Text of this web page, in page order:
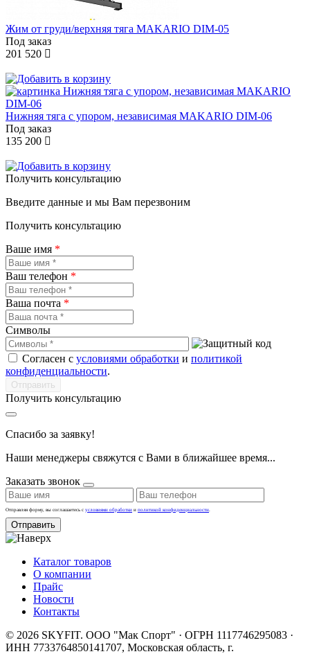
Жим от груди/верхняя тяга MAKARIO DIM-05
Под заказ
201 520
Нижняя тяга с упором, независимая MAKARIO DIM-06
Под заказ
135 200
Получить консультацию
Введите данные и мы Вам перезвоним
Получить консультацию
Ваше имя *
Ваш телефон *
Ваша почта *
Символы
Согласен с условиями обработки и политикой
конфиденциальности.
Получить консультацию
Спасибо за заявку!
Наши менеджеры свяжутся с Вами в ближайшее время...
Заказать звонок
Отправляя форму, вы соглашаетесь с условиями обработки и политикой конфиденциальности.
Отправить
Каталог товаров
О компании
Прайс
Новости
Контакты
© 2026 SKYFIT. ООО "Мак Спорт" · ОГРН 1117746295083 ·
ИНН 7733764850141707, Московская область, г.